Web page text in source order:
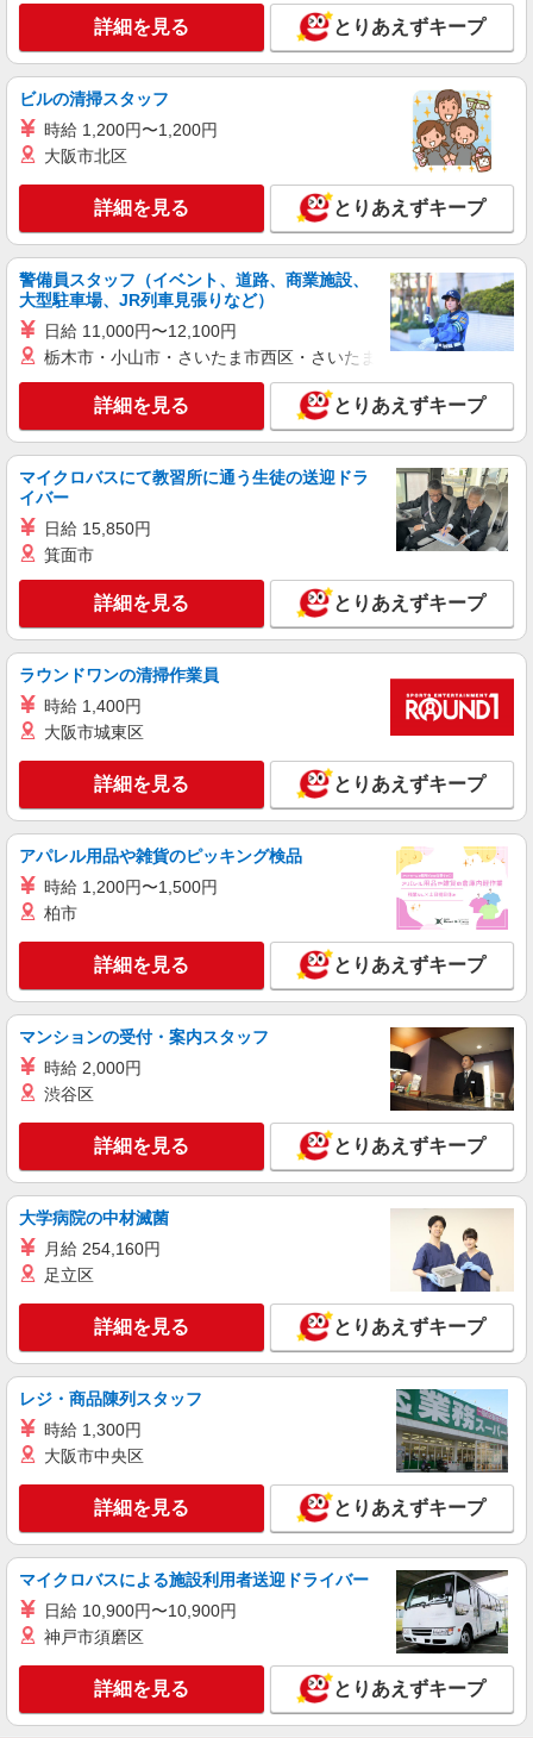
日研トータルソーシング株式会社 メディカルケア事業部/名古屋オフ
ィス
介護スタッフ／資格あり or 経験者
給1,500円〜 ◆初任者研修・未経験：時給1,500
円〜 ◆初任者研修・経験者：時給1,600円〜 ◆介
給与幅は経験・能力による ★週払いOK（規定あ
り）
愛知県名古屋市南区 【最寄駅】呼続駅 ★勤務
地は3000ヶ所以上★ 自宅から通いやすいエリアな
ど、お好きな勤務地をお選び下さい！！
キープ 詳細を見る
派遣社員
（株）ウィルオブ・ワークCW 名古屋支店/ms230101
高齢者向けマンションstaff
時給1600円 ◆前払い・日払い・週払いOK
愛知県名古屋市南区
キープ 詳細を見る
アルバイト
日研トータルソーシング株式会社 メディカルケア事業部/名古屋オフ
ィス
未経験・無資格OKの介護スタッフ
時給1,450円〜1,750円 ★週払いOK（規定あ
り） ※給与幅は経験・能力による
愛知県名古屋市南区 【最寄駅】桜通線 鶴里
駅 徒歩7分 ★勤務地は3000ヶ所以上★ 自宅から
通いやすいエリアなど、お好きな勤務地をお選び
キープ 詳細を見る
株式会社kotrio /●NG-H-2029448
夕方までのデイサービス☆車の運転できる方優
遇【笠寺駅】
時給1500円〜2125円 ＜日払い有/週払い有/交
名古屋市南区
キープ 詳細を見る
アルバイト パート 派遣社員 紹介予定派遣
日研トータルソーシング株式会社 メディカルケア事業部/名古屋オフ
ィス
介護スタッフ／資格あり or 経験者
時給1,500円〜1,750円 ◆無資格・経験者：時
給1,500円〜 ◆初任者研修・未経験：時給1,500
円〜 ◆初任者研修・経験者：時給1,600円〜 ◆介
護福祉士：時給1,750円〜 ※経験者は3ヶ月以上 ※
給与幅は経験・能力による ★週払いOK（規定あ
り）
務地は3000ヶ所以上★ 自宅から通いやすいエリア
など、お好きな勤務地をお選び下さい！！
詳細を見る
株式会社kotrio /●NG-H-1815173
夕方までのデイサービス☆車の運転できる方優
遇【名古屋市南区】
時給1500円〜2125円 ＜日払い有/週払い有/交
南区
キープ 詳細を見る
派遣社員
株式会社kotrio /●NG-H-1992488
[ 高収入 ]笠寺駅近く【日収1.2万円】生活支援
員さん大募集！
時給1500円〜2125円 ＜日払い有/週払い有/交
通費全支給(ガソリン代含む)＞
詳細を見る とりあえずキープ
ビルの清掃スタッフ
時給 1,200円〜1,200円
大阪市北区
詳細を見る とりあえずキープ
警備員スタッフ（イベント、道路、商業施設、
大型駐車場、JR列車見張りなど）
日給 11,000円〜12,100円
栃木市・小山市・さいたま市西区・さいたま市岩槻区・久喜市・
詳細を見る とりあえずキープ
マイクロバスにて教習所に通う生徒の送迎ドラ
イバー
日給 15,850円
箕面市
詳細を見る とりあえずキープ
ラウンドワンの清掃作業員
時給 1,400円
大阪市城東区
詳細を見る とりあえずキープ
アパレル用品や雑貨のピッキング検品
時給 1,200円〜1,500円
柏市
詳細を見る とりあえずキープ
マンションの受付・案内スタッフ
時給 2,000円
渋谷区
詳細を見る とりあえずキープ
大学病院の中材滅菌
月給 254,160円
足立区
詳細を見る とりあえずキープ
レジ・商品陳列スタッフ
時給 1,300円
大阪市中央区
詳細を見る とりあえずキープ
マイクロバスによる施設利用者送迎ドライバー
日給 10,900円〜10,900円
神戸市須磨区
詳細を見る とりあえずキープ